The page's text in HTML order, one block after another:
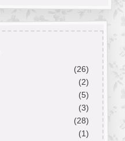
(26)
(2)
(5)
(3)
(28)
(1)